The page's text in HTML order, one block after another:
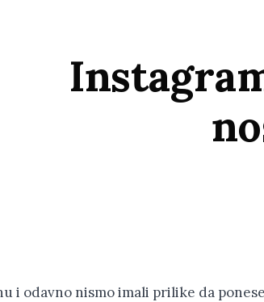
i odavno nismo imali prilike da